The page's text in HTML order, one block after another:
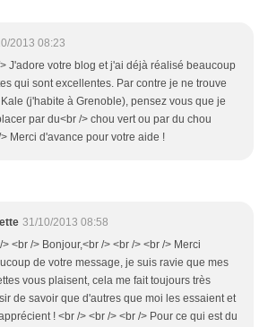
2013 08:23
J'adore votre blog et j'ai déjà réalisé beaucoup
qui sont excellentes. Par contre je ne trouve
(j'habite à Grenoble), pensez vous que je
par du<br /> chou vert ou par du chou
Merci d'avance pour votre aide !
31/10/2013 08:58
> <br /> Bonjour,<br /> <br /> <br /> Merci
de votre message, je suis ravie que mes
vous plaisent, cela me fait toujours très
de savoir que d'autres que moi les essaient et
! <br /> <br /> <br /> Pour ce qui est du